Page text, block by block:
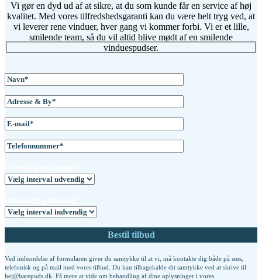
Vi gør en dyd ud af at sikre, at du som kunde får en service af høj
kvalitet. Med vores tilfredshedsgaranti kan du være helt tryg ved, at
vi leverer rene vinduer, hver gang vi kommer forbi. Vi er et lille,
smilende team, så du vil altid blive mødt af en smilende
vinduespudser.
Ved indsendelse af formularen giver du samtykke til at vi, må kontakte dig både på sms,
telefonisk og på mail med vores tilbud. Du kan tilbagekalde dit samtykke ved at skrive til
hej@barepuds.dk. Få mere at vide om behandling af dine oplysninger i vores